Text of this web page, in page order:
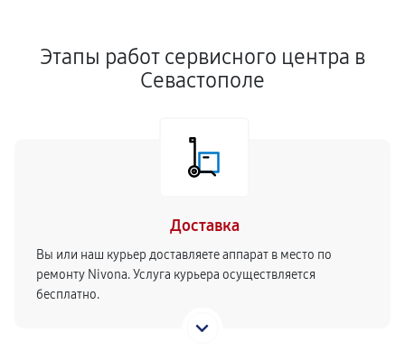
Этапы работ сервисного центра в
Севастополе
Доставка
Вы или наш курьер доставляете аппарат в место по
ремонту Nivona. Услуга курьера осуществляется
бесплатно.